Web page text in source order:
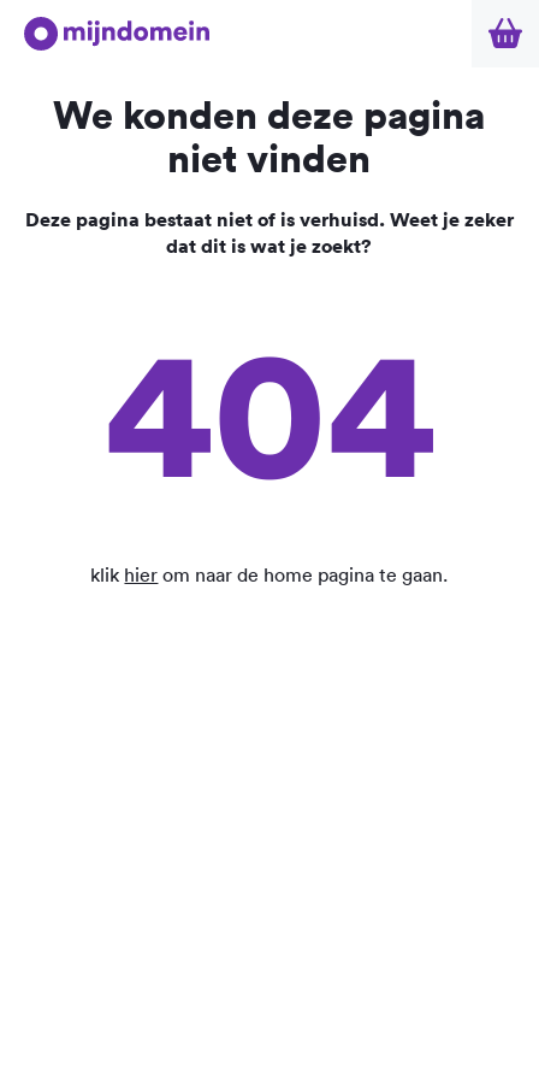
We konden deze pagina
niet vinden
Deze pagina bestaat niet of is verhuisd. Weet je zeker
dat dit is wat je zoekt?
404
klik hier om naar de home pagina te gaan.